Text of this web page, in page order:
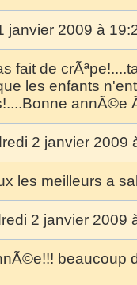
janvier 2009 à
fait de
les enfants
annÃ©e
2 janvier 2009
les meilleurs a
2 janvier 2009
beaucoup